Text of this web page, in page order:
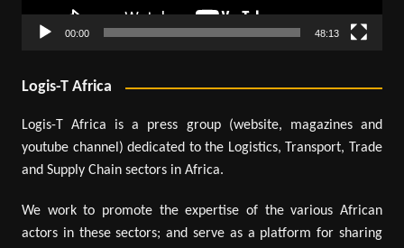
00:00 48:13
Logis-T Africa
Logis-T Africa is a press group (website, magazines and
youtube channel) dedicated to the Logistics, Transport, Trade
and Supply Chain sectors in Africa.
We work to promote the expertise of the various African
actors in these sectors; and serve as a platform for sharing